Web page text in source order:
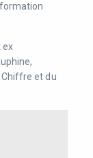
ex
Chiffre et du